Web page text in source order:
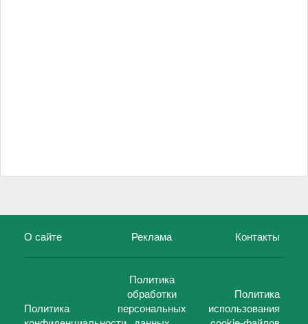
О сайте Реклама Контакты
Политика
Политика
обработки
персональных
Политика
использования